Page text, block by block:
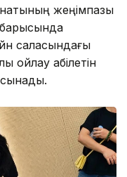
жеңімпазы
барысында
саласындағы
ойлау қабілетін